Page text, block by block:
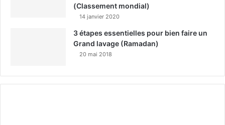
(Classement mondial)
14 janvier 2020
3 étapes essentielles pour bien faire un
Grand lavage (Ramadan)
20 mai 2018